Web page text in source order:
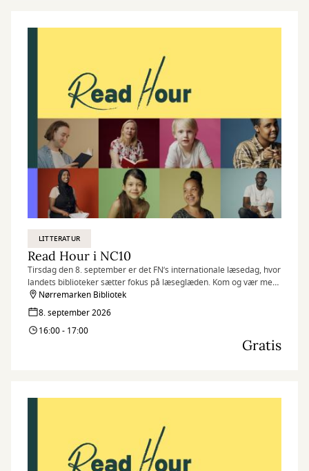
LITTERATUR
Read Hour i NC10
Tirsdag den 8. september er det FN’s internationale læsedag, hvor
landets biblioteker sætter fokus på læseglæden. Kom og vær med,
når vi markerer dagen på flere af vores biblioteker med Read
Hour, hvor vi læser så meget, som vi kan på én time.
Nørremarken Bibliotek
8. september 2026
16:00 - 17:00
Gratis